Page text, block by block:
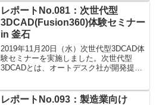
械鉄工業協同組合さんと斎藤鉄工株式会
社さん（ハート...
レポートNo.081：次世代型
3DCAD(Fusion360)体験セミナー
in 釜石
2019年11月20日（水）次世代型3DCAD体
験セミナーを実施しました。次世代型
3DCADとは、オートデスク社が開発提供
の機能の他、強度...
レポートNo.093：製造業向け